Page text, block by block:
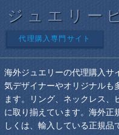
ジュエリー
代理購入専門サイト
海外ジュエリーの代理購入サ
気デザイナーやオリジナルも
ます。リング、ネックレス
に取り揃えています。海外正
しくは、輸入している正規品